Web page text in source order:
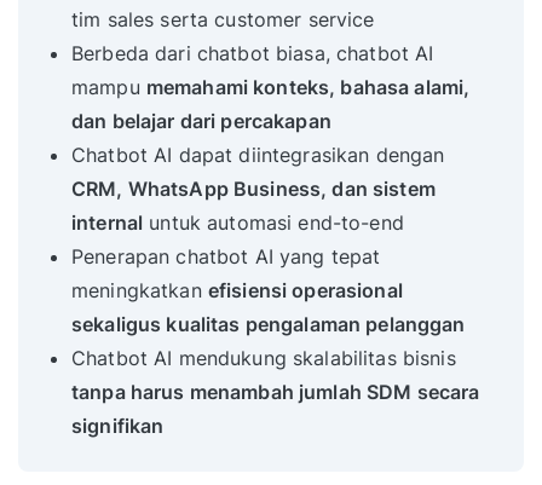
tim sales serta customer service
Berbeda dari chatbot biasa, chatbot AI
mampu memahami konteks, bahasa alami,
dan belajar dari percakapan
Chatbot AI dapat diintegrasikan dengan
CRM, WhatsApp Business, dan sistem
internal untuk automasi end-to-end
Penerapan chatbot AI yang tepat
meningkatkan efisiensi operasional
sekaligus kualitas pengalaman pelanggan
Chatbot AI mendukung skalabilitas bisnis
tanpa harus menambah jumlah SDM secara
signifikan